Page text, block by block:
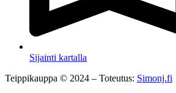
Sijainti kartalla
Teippikauppa © 2024 – Toteutus: Simonj.fi